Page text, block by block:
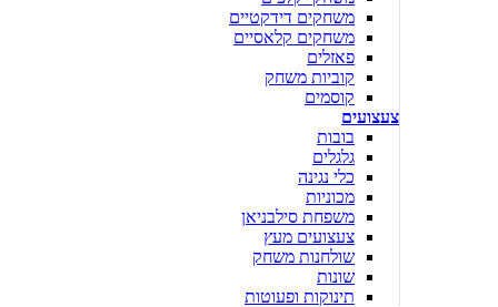
משחקים דידקטיים
משחקים קלאסיים
פאזלים
קוביות משחק
קוסמים
צעצועים
בובות
גלגלים
כלי נגינה
מכוניות
משפחת סילבניאן
צעצועים מעץ
שולחנות משחק
שונות
תינוקות ופעוטות